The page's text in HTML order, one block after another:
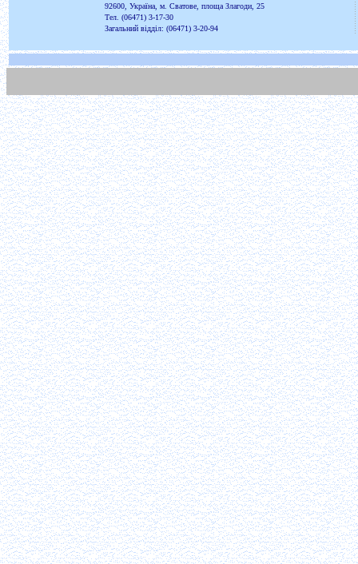
92600, Україна, м. Сватове, площа Злагоди, 25
Тел. (06471) 3-17-30
Загальний відділ: (06471) 3-20-94